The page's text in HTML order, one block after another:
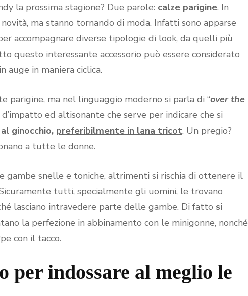
la prossima stagione? Due parole: calze parigine. In
ma stanno tornando di moda. Infatti sono apparse
accompagnare diverse tipologie di look, da quelli più
questo interessante accessorio può essere considerato
auge in maniera ciclica.
parigine, ma nel linguaggio moderno si parla di “over the
ed altisonante che serve per indicare che si
ginocchio, preferibilmente in lana tricot. Un pregio?
a tutte le donne.
gambe snelle e toniche, altrimenti si rischia di ottenere il
tutti, specialmente gli uomini, le trovano
lasciano intravedere parte delle gambe. Di fatto si
la perfezione in abbinamento con le minigonne, nonché
con il tacco.
per indossare al meglio le